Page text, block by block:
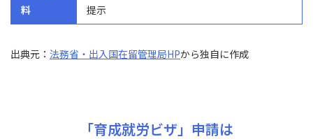
料
提示
出典元： 法務省・出入国在留管理局HPから独自に作成
「育成就労ビザ」申請は